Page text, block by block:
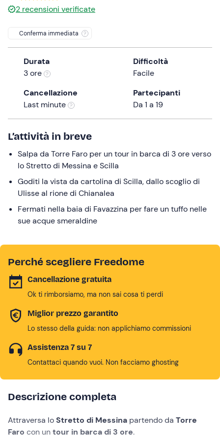
the
mark
key
keyboard
shortcuts
for
dates.
2 recensioni verificate
Conferma immediata
Durata
3 ore
Difficoltà
Facile
Cancellazione
Last minute
Partecipanti
Da 1 a 19
L’attività in breve
Salpa da Torre Faro per un tour in barca di 3 ore verso
lo Stretto di Messina e Scilla
Goditi la vista da cartolina di Scilla, dallo scoglio di
Ulisse al rione di Chianalea
Fermati nella baia di Favazzina per fare un tuffo nelle
sue acque smeraldine
Perché scegliere Freedome
Cancellazione gratuita
Ok ti rimborsiamo, ma non sai cosa ti perdi
Miglior prezzo garantito
Lo stesso della guida: non applichiamo commissioni
Assistenza 7 su 7
Contattaci quando vuoi. Non facciamo ghosting
Descrizione completa
Attraversa lo Stretto di Messina partendo da Torre
Faro con untour in barca di 3 ore.